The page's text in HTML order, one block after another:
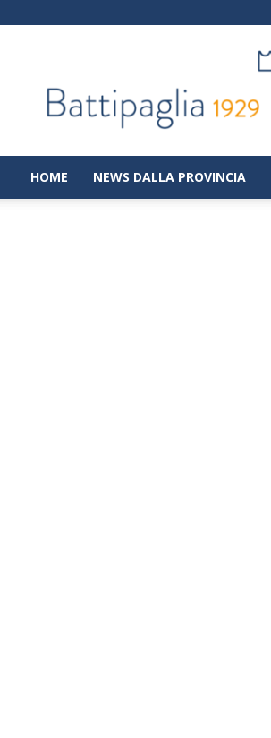
|
Notizie
dalla
città
di
HOME NEWS DALLA PROVINCIA